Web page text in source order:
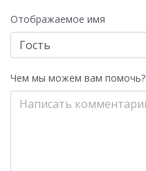
Отображаемое имя
Чем мы можем вам помочь?